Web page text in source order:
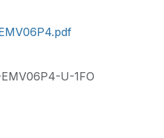
U-1FO